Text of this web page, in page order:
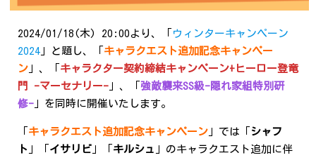
2024/01/18(木) 20:00より、「
ウィンターキャンペーン
2024 」と題し、「 キャラクエスト追加記念キャンペー
ン 」、「 キャラクター契約締結キャンペーン+ヒーロー登竜
門 -マーセナリー- 」、「 強敵襲来SS級-隠れ家組特別研
修- 」を同時に開催いたします。
キャラクエスト追加記念キャンペーン 」では「
シャフ
ト
イサリビ キルシュ
」のキャラクエスト追加に伴